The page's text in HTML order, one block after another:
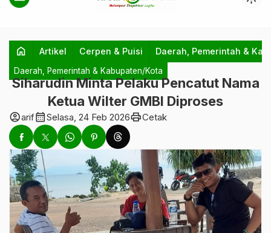
home Artikel Cerpen & Puisi Daerah, Pemerintah &
Daerah, Pemerintah & Kabupaten/Kota
Siharudin Minta Pelaku Pencatut Nama
Ketua Wilter GMBI Diproses
account_circlearifcalendar_monthSelasa, 24 Feb 2026printCetak